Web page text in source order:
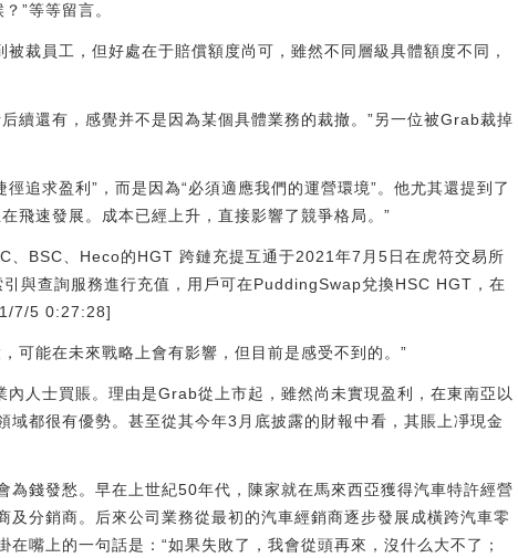
”等等留言。
裁員工，但好處在于賠償額度尚可，雖然不同層級具體額度不同，
續還有，感覺并不是因為某個具體業務的裁撤。”另一位被Grab裁掉
追求盈利”，而是因為“必須適應我們的運營環境”。他尤其還提到了
飛速發展。成本已經上升，直接影響了競爭格局。”
BSC、Heco的HGT 跨鏈充提互通于2021年7月5日在虎符交易所
與查詢服務進行充值，用戶可在PuddingSwap兌換HSC HGT，在
7/5 0:27:28]
可能在未來戰略上會有影響，但目前是感受不到的。”
人士買賬。理由是Grab從上市起，雖然尚未實現盈利，在東南亞以
都很有優勢。甚至從其今年3月底披露的財報中看，其賬上凈現金
錢發愁。早在上世紀50年代，陳家就在馬來西亞獲得汽車特許經營
分銷商。后來公司業務從最初的汽車經銷商逐步發展成橫跨汽車零
嘴上的一句話是：“如果失敗了，我會從頭再來，沒什么大不了；